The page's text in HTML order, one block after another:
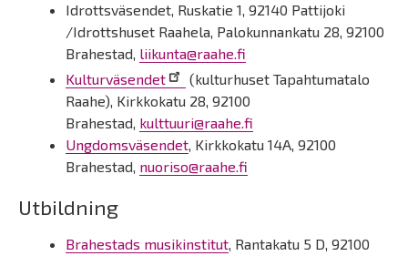
Idrottsväsendet, Ruskatie 1, 92140 Pattijoki
/Idrottshuset Raahela, Palokunnankatu 28, 92100
Brahestad, liikunta@raahe.fi
Kulturväsendet
(kulturhuset Tapahtumatalo
Raahe), Kirkkokatu 28, 92100
Brahestad, kulttuuri@raahe.fi
Ungdomsväsendet, Kirkkokatu 14A, 92100
Brahestad, nuoriso@raahe.fi
Utbildning
Brahestads musikinstitut, Rantakatu 5 D, 92100